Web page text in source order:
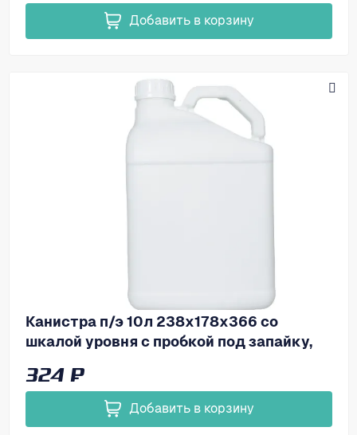
Добавить в корзину
Канистра п/э 10л 238х178х366 со
шкалой уровня с пробкой под запайку,
324 ₽
Добавить в корзину